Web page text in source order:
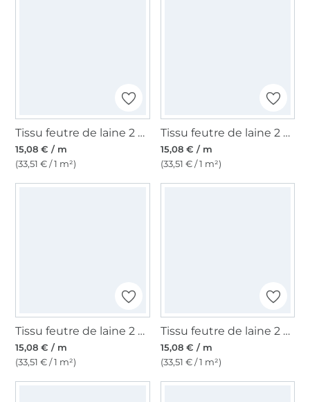
Tissu feutre de laine 2 mm, gris clair chiné
15,08 € / m
(33,51 € / 1 m²)
Tissu feutre de laine 2 mm, crème chiné
15,08 € / m
(33,51 € / 1 m²)
Tissu feutre de laine 2 mm, gris chiné
15,08 € / m
(33,51 € / 1 m²)
Tissu feutre de laine 2 mm, rouge chiné
15,08 € / m
(33,51 € / 1 m²)